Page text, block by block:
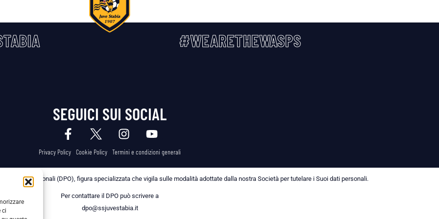
ci
#WEARETHEWASPS
SEGUICI SUI SOCIAL
Privacy Policy Cookie Policy Termini e condizioni generali
dei Dati Personali (DPO), figura specializzata che vigila sulle modalità adottate dalla nostra Società per tutelare i Suoi dati personali.
Per contattare il DPO può scrivere a
dpo@ssjuvestabia.it